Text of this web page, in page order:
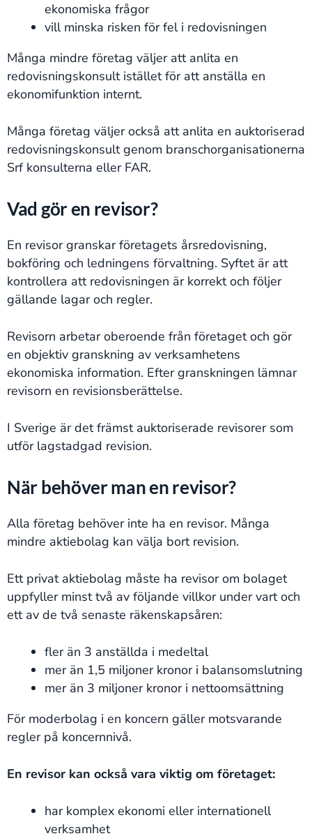
ekonomiska frågor
vill minska risken för fel i redovisningen
Många mindre företag väljer att anlita en
redovisningskonsult istället för att anställa en
ekonomifunktion internt.
Många företag väljer också att anlita en auktoriserad
redovisningskonsult genom branschorganisationerna
Srf konsulterna eller FAR.
Vad gör en revisor?
En revisor granskar företagets årsredovisning,
bokföring och ledningens förvaltning. Syftet är att
kontrollera att redovisningen är korrekt och följer
gällande lagar och regler.
Revisorn arbetar oberoende från företaget och gör
en objektiv granskning av verksamhetens
ekonomiska information. Efter granskningen lämnar
revisorn en revisionsberättelse.
I Sverige är det främst auktoriserade revisorer som
utför lagstadgad revision.
När behöver man en revisor?
Alla företag behöver inte ha en revisor. Många
mindre aktiebolag kan välja bort revision.
Ett privat aktiebolag måste ha revisor om bolaget
uppfyller minst två av följande villkor under vart och
ett av de två senaste räkenskapsåren:
fler än 3 anställda i medeltal
mer än 1,5 miljoner kronor i balansomslutning
mer än 3 miljoner kronor i nettoomsättning
För moderbolag i en koncern gäller motsvarande
regler på koncernnivå.
En revisor kan också vara viktig om företaget:
har komplex ekonomi eller internationell
verksamhet